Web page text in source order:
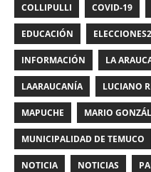
COLLIPULLI COVID-19
EDUCACIÓN
INFORMACIÓN LA
LAARAUCANÍA LUCIANO
MAPUCHE MARIO
MUNICIPALIDAD DE TEMUCO
NOTICIA NOTICIAS